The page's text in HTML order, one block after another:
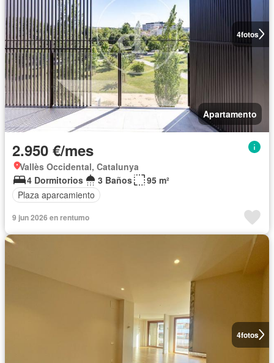
4fotos
Apartamento
2.950 €/mes
Vallès Occidental, Catalunya
4 Dormitorios
3 Baños
95 m²
Plaza aparcamiento
9 jun 2026 en rentumo
4fotos